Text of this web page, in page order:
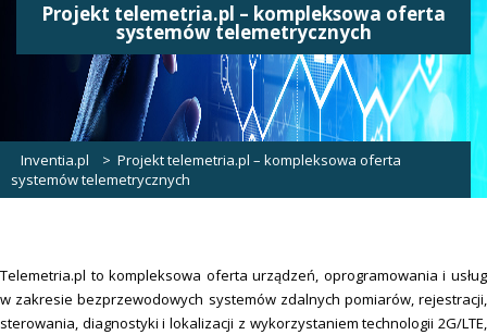
Projekt telemetria.pl – kompleksowa oferta
systemów telemetrycznych
Inventia.pl > Projekt telemetria.pl – kompleksowa oferta
systemów telemetrycznych
Telemetria.pl to kompleksowa oferta urządzeń, oprogramowania i usług
w zakresie bezprzewodowych systemów zdalnych pomiarów, rejestracji,
sterowania, diagnostyki i lokalizacji z wykorzystaniem technologii 2G/LTE,